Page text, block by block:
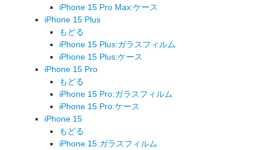
iPhone 15 Pro Max:ケース
iPhone 15 Plus
もどる
iPhone 15 Plus:ガラスフィルム
iPhone 15 Plus:ケース
iPhone 15 Pro
もどる
iPhone 15 Pro:ガラスフィルム
iPhone 15 Pro:ケース
iPhone 15
もどる
iPhone 15:ガラスフィルム